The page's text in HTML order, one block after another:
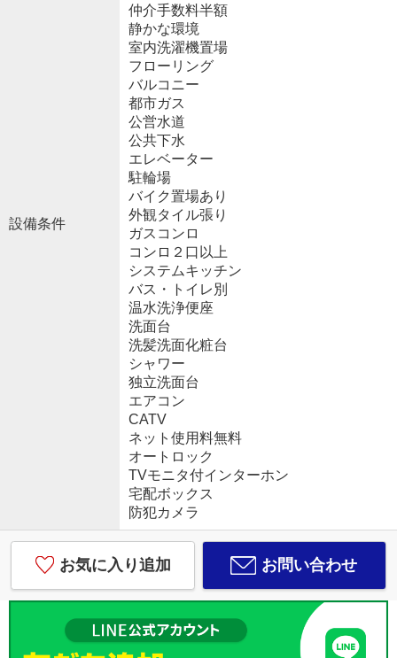
設備条件
仲介手数料半額
静かな環境
室内洗濯機置場
フローリング
バルコニー
都市ガス
公営水道
公共下水
エレベーター
駐輪場
バイク置場あり
外観タイル張り
ガスコンロ
コンロ２口以上
システムキッチン
バス・トイレ別
温水洗浄便座
洗面台
洗髪洗面化粧台
シャワー
独立洗面台
エアコン
CATV
ネット使用料無料
オートロック
TVモニタ付インターホン
宅配ボックス
防犯カメラ
お気に入り追加 お問い合わせ